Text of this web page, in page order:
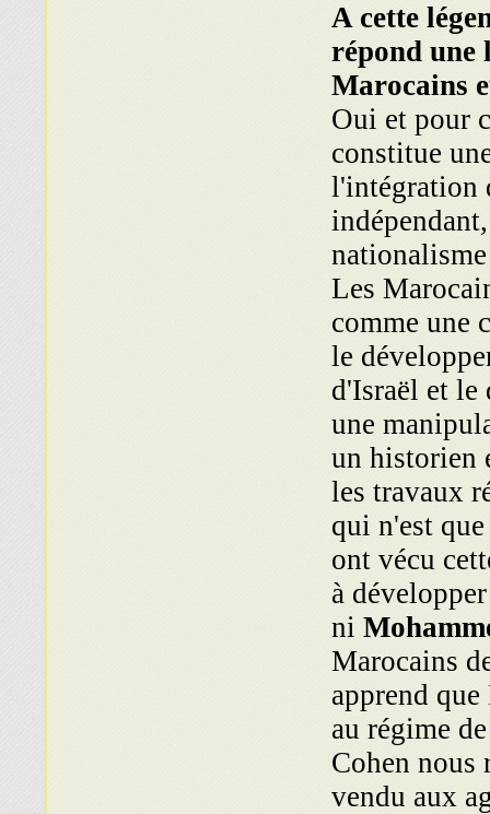
A cette
répond une
Marocains
Oui et pour
constitue
l'intégration
Les
comme une
le
d'Israël et le
une
un historien
les travaux
qui n'est
ont vécu
à
ni
Marocains
apprend
au régime
Cohen nous
vendu aux